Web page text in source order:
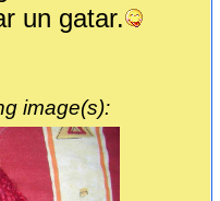
un gatar.
image(s):